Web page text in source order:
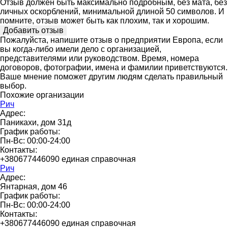
Отзыв должен быть максимально подробным, без мата, без
личных оскорблений, минимальной длиной 50 символов. И
помните, отзыв может быть как плохим, так и хорошим.
Пожалуйста, напишите отзыв о предприятии Европа, если
вы когда-либо имели дело с организацией,
представителями или руководством. Время, номера
договоров, фотографии, имена и фамилии приветствуются.
Ваше мнение поможет другим людям сделать правильный
выбор.
Похожие организации
Рич
Адрес:
Паникахи, дом 31д
График работы:
Пн-Вс: 00:00-24:00
Контакты:
+380677446090 единая справочная
Рич
Адрес:
Янтарная, дом 46
График работы:
Пн-Вс: 00:00-24:00
Контакты:
+380677446090 единая справочная